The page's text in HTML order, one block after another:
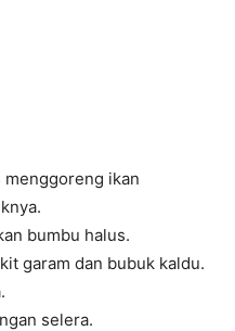
ikan
bumbu halus.
garam dan bubuk kaldu.
selera.